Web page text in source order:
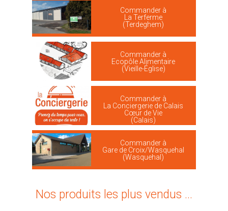
Commander à
La Terferme
(Terdeghem)
Commander à
Ecopôle Alimentaire
(Vieille-Église)
Commander à
La Conciergerie de Calais
Cœur de Vie
(Calais)
Commander à
Gare de Croix/Wasquehal
(Wasquehal)
Nos produits les plus vendus ...